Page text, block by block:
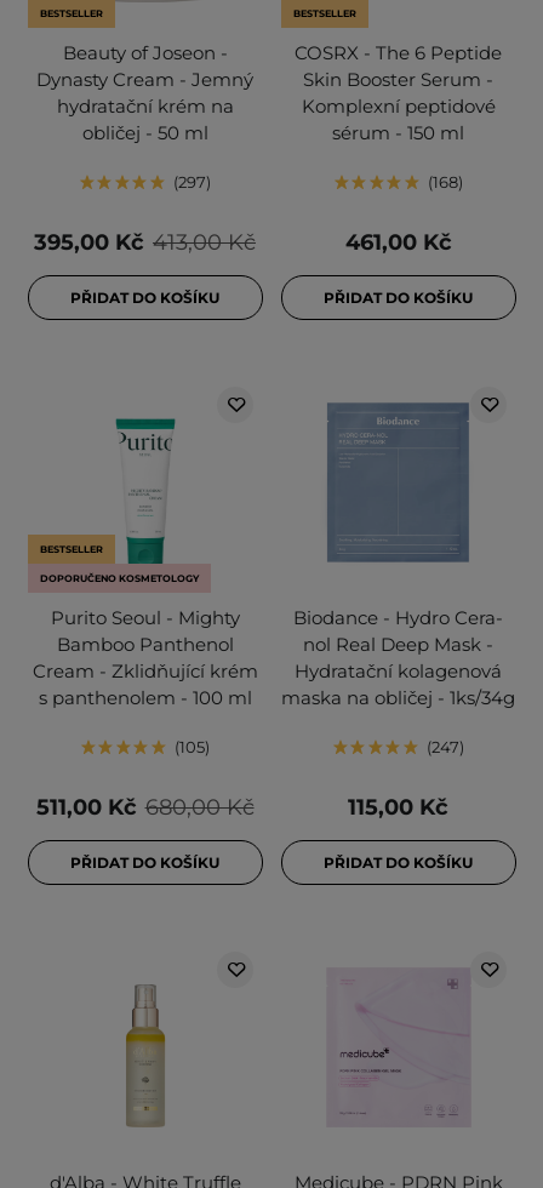
BESTSELLER
Beauty of Joseon -
Dynasty Cream - Jemný
hydratační krém na
obličej - 50 ml
297
413,00 Kč
395,00 Kč
PŘIDAT DO KOŠÍKU
BESTSELLER
COSRX - The 6 Peptide
Skin Booster Serum -
Komplexní peptidové
sérum - 150 ml
168
461,00 Kč
PŘIDAT DO KOŠÍKU
BESTSELLER
DOPORUČENO KOSMETOLOGY
Purito Seoul - Mighty
Bamboo Panthenol
Cream - Zklidňující krém
s panthenolem - 100 ml
105
680,00 Kč
511,00 Kč
PŘIDAT DO KOŠÍKU
Biodance - Hydro Cera-
nol Real Deep Mask -
Hydratační kolagenová
maska na obličej - 1ks/34g
247
115,00 Kč
PŘIDAT DO KOŠÍKU
d'Alba - White Truffle
Medicube - PDRN Pink